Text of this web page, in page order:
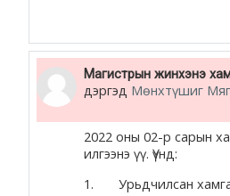
Магистрын жинхэнэ
дэргэд Мөнхтүшиг
2022 оны 02-р сарын
илгээнэ үү. Үүнд:
1. Урьдчилсан